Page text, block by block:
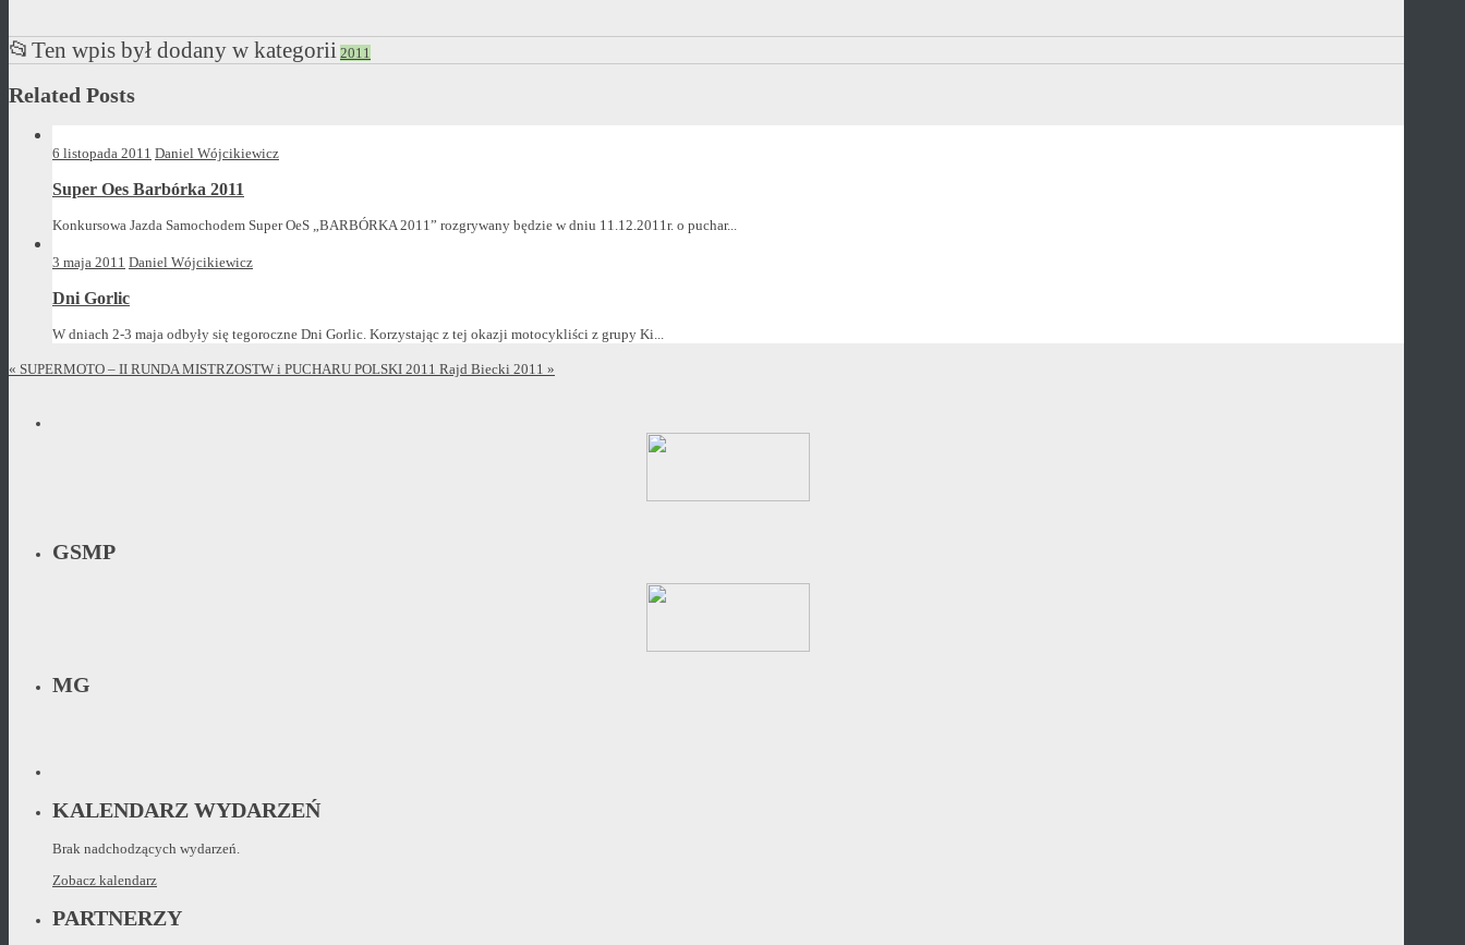
📂 Ten wpis był dodany w kategorii 2011
Related Posts
6 listopada 2011 Daniel Wójcikiewicz
Super Oes Barbórka 2011
Konkursowa Jazda Samochodem Super OeS „BARBÓRKA 2011” rozgrywany będzie w dniu 11.12.2011r. o puchar...
3 maja 2011 Daniel Wójcikiewicz
Dni Gorlic
W dniach 2-3 maja odbyły się tegoroczne Dni Gorlic. Korzystając z tej okazji motocykliści z grupy Ki...
« SUPERMOTO – II RUNDA MISTRZOSTW i PUCHARU POLSKI 2011 Rajd Biecki 2011 »
GSMP
MG
KALENDARZ WYDARZEŃ
Brak nadchodzących wydarzeń.
Zobacz kalendarz
PARTNERZY